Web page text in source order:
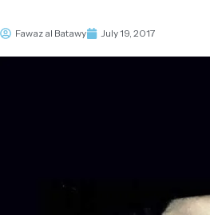
Fawaz al Batawy July 19, 2017